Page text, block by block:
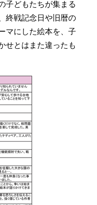
子どもたちが集まる
終戦記念日や旧暦の
マにした絵本を、子
せとはまた違ったも